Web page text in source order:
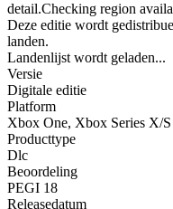
detail.Checking region
Deze editie wordt
landen.
Landenlijst wordt geladen...
Versie
Digitale editie
Platform
Xbox One, Xbox Series X/S
Producttype
Dlc
Beoordeling
PEGI 18
Releasedatum